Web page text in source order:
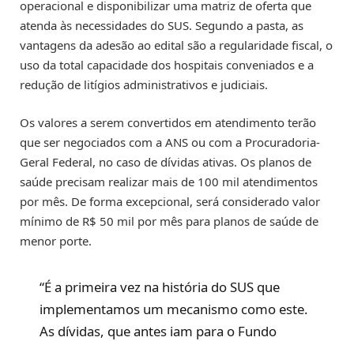
operacional e disponibilizar uma matriz de oferta que
atenda às necessidades do SUS. Segundo a pasta, as
vantagens da adesão ao edital são a regularidade fiscal, o
uso da total capacidade dos hospitais conveniados e a
redução de litígios administrativos e judiciais.
Os valores a serem convertidos em atendimento terão
que ser negociados com a ANS ou com a Procuradoria-
Geral Federal, no caso de dívidas ativas. Os planos de
saúde precisam realizar mais de 100 mil atendimentos
por mês. De forma excepcional, será considerado valor
mínimo de R$ 50 mil por mês para planos de saúde de
menor porte.
“É a primeira vez na história do SUS que
implementamos um mecanismo como este.
As dívidas, que antes iam para o Fundo